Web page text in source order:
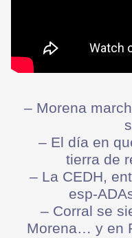
– Morena
– El día en
tierra de
– La CEDH,
esp-
– Corral se
Morena… y en